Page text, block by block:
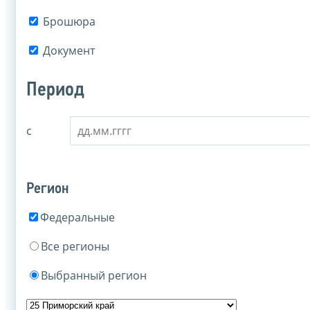
Брошюра
Документ
Период
с
Регион
Федеральные
Все регионы
Выбранный регион